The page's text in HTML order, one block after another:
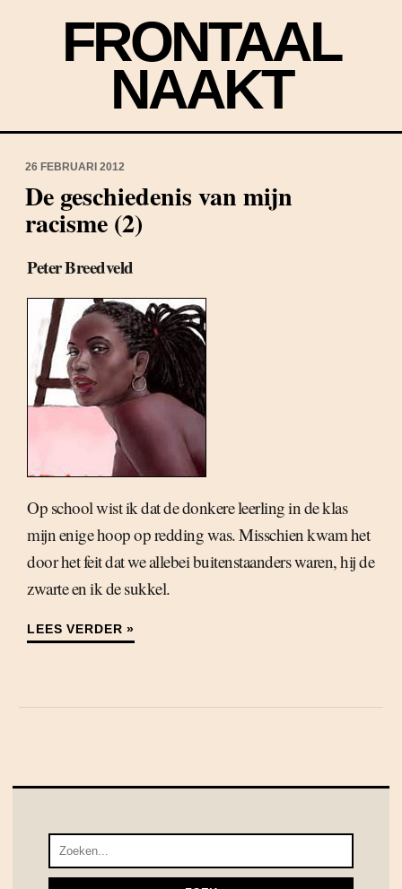
FRONTAAL
NAAKT
26 FEBRUARI 2012
De geschiedenis van mijn
racisme (2)
Peter Breedveld
Op school wist ik dat de donkere leerling in de klas
mijn enige hoop op redding was. Misschien kwam het
door het feit dat we allebei buitenstaanders waren, hij de
zwarte en ik de sukkel.
LEES VERDER »